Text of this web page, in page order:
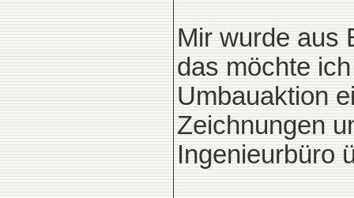
Mir wurde aus
das möchte
Umbauaktion
Zeichnungen
Ingenieurbüro